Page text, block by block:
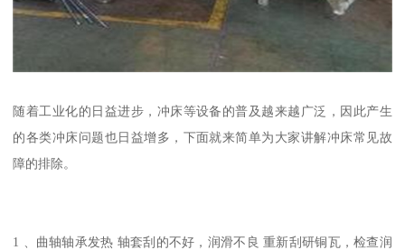
随着工业化的日益进步，冲床等设备的普及越来越广泛，因此产生
的各类冲床问题也日益增多，下面就来简单为大家讲解冲床常见故
障的排除。
1 、曲轴轴承发热 轴套刮的不好，润滑不良 重新刮研铜瓦，检查润